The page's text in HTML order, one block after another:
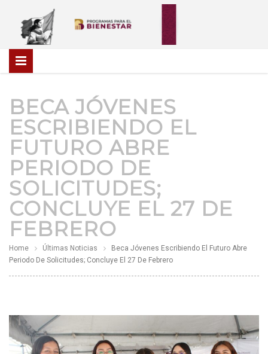
BECA JÓVENES
ESCRIBIENDO EL
FUTURO ABRE
PERIODO DE
SOLICITUDES;
CONCLUYE EL 27 DE
FEBRERO
Home Últimas Noticias
Beca Jóvenes Escribiendo El Futuro Abre
Periodo De Solicitudes; Concluye El 27 De Febrero